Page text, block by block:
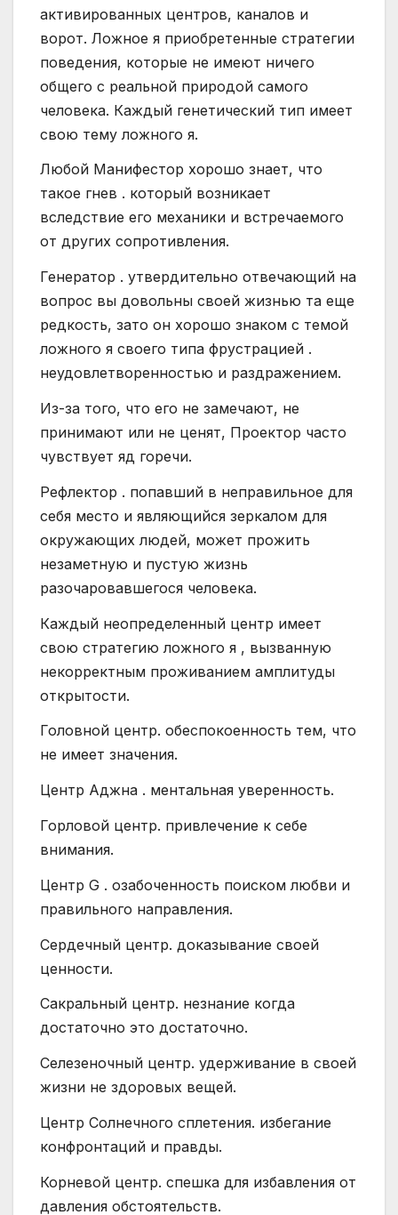
активированных центров, каналов и
ворот. Ложное я приобретенные стратегии
поведения, которые не имеют ничего
общего с реальной природой самого
человека. Каждый генетический тип имеет
свою тему ложного я.
Любой Манифестор хорошо знает, что
такое гнев . который возникает
вследствие его механики и встречаемого
от других сопротивления.
Генератор . утвердительно отвечающий на
вопрос вы довольны своей жизнью та еще
редкость, зато он хорошо знаком с темой
ложного я своего типа фрустрацией .
неудовлетворенностью и раздражением.
Из-за того, что его не замечают, не
принимают или не ценят, Проектор часто
чувствует яд горечи.
Рефлектор . попавший в неправильное для
себя место и являющийся зеркалом для
окружающих людей, может прожить
незаметную и пустую жизнь
разочаровавшегося человека.
Каждый неопределенный центр имеет
свою стратегию ложного я , вызванную
некорректным проживанием амплитуды
открытости.
Головной центр. обеспокоенность тем, что
не имеет значения.
Центр Аджна . ментальная уверенность.
Горловой центр. привлечение к себе
внимания.
Центр G . озабоченность поиском любви и
правильного направления.
Сердечный центр. доказывание своей
ценности.
Сакральный центр. незнание когда
достаточно это достаточно.
Селезеночный центр. удерживание в своей
жизни не здоровых вещей.
Центр Солнечного сплетения. избегание
конфронтаций и правды.
Корневой центр. спешка для избавления от
давления обстоятельств.